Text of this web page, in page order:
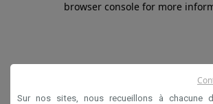
browser console for more
Sur nos sites, nous recueillons à chacune